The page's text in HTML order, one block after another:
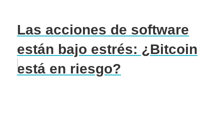
Las acciones de software
están bajo estrés: ¿Bitcoin
está en riesgo?